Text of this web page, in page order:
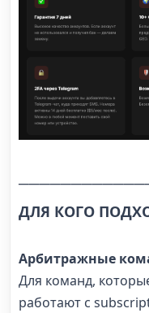
ДЛЯ КОГО
Арбитражные
Для команд,
работают с